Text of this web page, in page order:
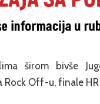
širom bivše
Off-u, finale